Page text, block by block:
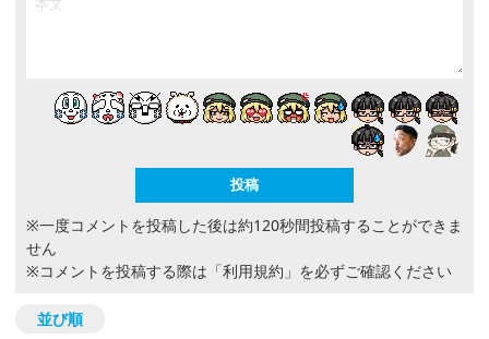
※一度コメントを投稿した後は約120秒間投稿することができま
せん
※コメントを投稿する際は 「利用規約」 を必ずご確認ください
並び順